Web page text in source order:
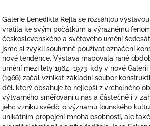
Galerie Benedikta Rejta se rozsáhlou
vrátila ke svým počátkům a výraznému
československého a světového umění
jsme si zvykli souhrnně používat označení
nové tendence. Výstava mapovala rané
umění mezi lety 1964–1973, kdy v nové Galerii
(1966) začal vznikat základní soubor
děl, který obsahuje to nejlepší z vrcholného
výtvarného směřování u nás a částečně i v
jeho vzniku svědčí o významu lounského
unikátním propojení mnoha osobností, ale